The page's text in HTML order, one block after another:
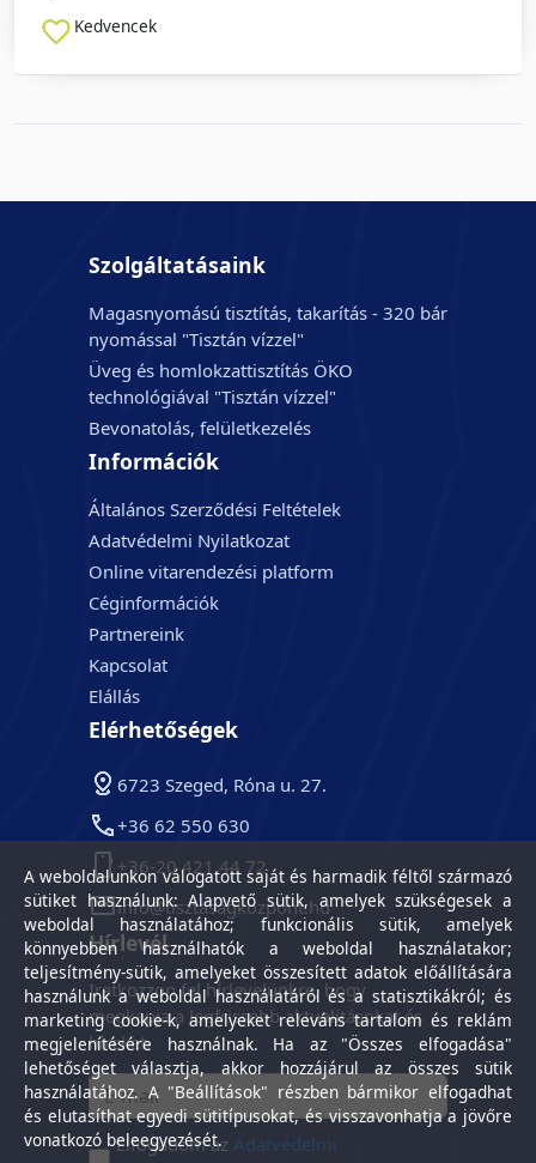
Kedvencek
Szolgáltatásaink
Magasnyomású tisztítás, takarítás - 320 bár
nyomással "Tisztán vízzel"
Üveg és homlokzattisztítás ÖKO
technológiával "Tisztán vízzel"
Bevonatolás, felületkezelés
Információk
Általános Szerződési Feltételek
Adatvédelmi Nyilatkozat
Online vitarendezési platform
Céginformációk
Partnereink
Kapcsolat
Elállás
Elérhetőségek
6723 Szeged, Róna u. 27.
+36 62 550 630
+36-20 421 44 72
info@tisztasagkozpont.hu
Hírlevél
Iratkozzon fel hírlevelünkre, hogy
megkapja a legfrissebb aktualitásokat és
híreket.
Elfogadom azAdatvédelmi
A weboldalunkon válogatott saját és harmadik féltől származó
sütiket használunk: Alapvető sütik, amelyek szükségesek a
weboldal használatához; funkcionális sütik, amelyek
könnyebben használhatók a weboldal használatakor;
teljesítmény-sütik, amelyeket összesített adatok előállítására
használunk a weboldal használatáról és a statisztikákról; és
marketing cookie-k, amelyeket releváns tartalom és reklám
megjelenítésére használnak. Ha az "Összes elfogadása"
lehetőséget választja, akkor hozzájárul az összes sütik
használatához. A "Beállítások" részben bármikor elfogadhat
és elutasíthat egyedi sütitípusokat, és visszavonhatja a jövőre
vonatkozó beleegyezését.